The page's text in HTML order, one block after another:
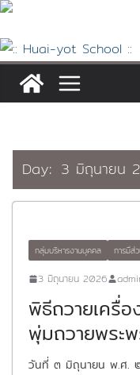
Skip
content
Day: 3 มิถุนายน
กลุ่มบริหารงานบุคคล การมีส่
3 มิถุนายน 2026
พิธีถวายเครื่อ
พุ่มถวายพระ
วันที่ ๓ มิถุนายน พ.ศ.